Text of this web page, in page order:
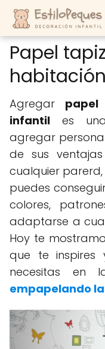
Papel
Agregar
infantil es
agregar
de sus
cualquier
puedes
colores,
adaptarse a
Hoy te
que te
necesitas en
empapelando